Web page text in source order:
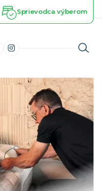
Sprievodca výberom
penou